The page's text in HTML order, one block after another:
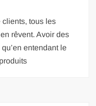
clients, tous les
rêvent. Avoir des
entendant le